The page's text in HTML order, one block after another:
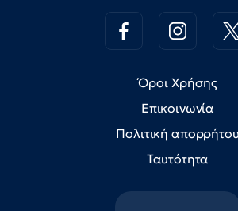
Όροι Χρήσης
Επικοινωνία
Πολιτική απορρήτου
Ταυτότητα